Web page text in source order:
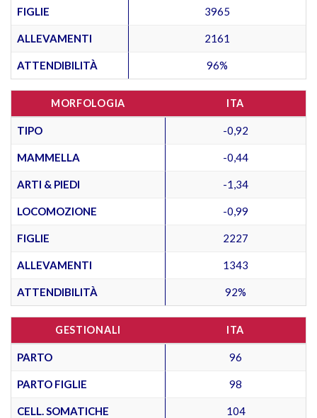
FIGLIE 3965
ALLEVAMENTI 2161
ATTENDIBILITÀ 96%
MORFOLOGIA ITA
TIPO -0,92
MAMMELLA -0,44
ARTI & PIEDI -1,34
LOCOMOZIONE -0,99
FIGLIE 2227
ALLEVAMENTI 1343
ATTENDIBILITÀ 92%
GESTIONALI ITA
PARTO 96
PARTO FIGLIE 98
CELL. SOMATICHE 104